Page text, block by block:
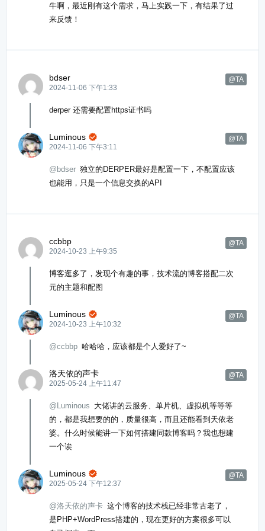
牛啊，最近刚有这个需求，马上实践一下，有结果了过
来反馈！
bdser
@TA
2024-11-06 下午1:33
derper 还需要配置https证书吗
Luminous @TA

2024-11-06 下午3:11
@bdser 独立的DERPER最好是配置一下，不配置应该
也能用，只是一个信息交换的API
ccbbp
@TA
2024-10-23 上午9:35
博客逛多了，发现个有趣的事，技术流的博客搭配二次
元的主题和配图
Luminous @TA

2024-10-23 上午10:32
@ccbbp 哈哈哈，应该都是个人爱好了~
洛天依的声卡
@TA
2025-05-24 上午11:47
@Luminous 大佬讲的云服务、单片机、虚拟机等等等
的，都是我想要的的，质量很高，而且还能看到天依老
婆。什么时候能讲一下如何搭建同款博客吗？我也想建
一个诶
Luminous @TA

2025-05-24 下午12:37
@洛天依的声卡 这个博客的技术栈已经非常古老了，
是PHP+WordPress搭建的，现在更好的方案很多可以